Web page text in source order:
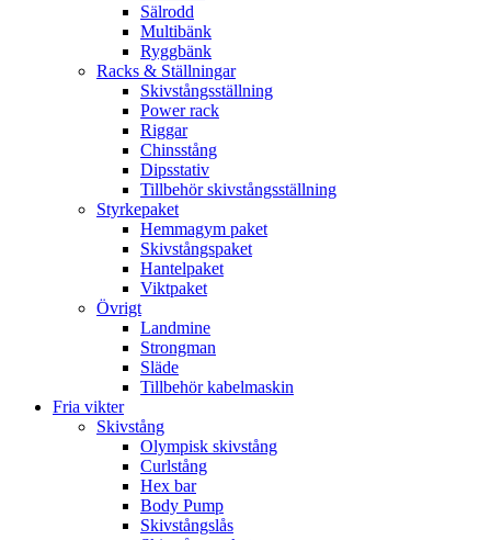
Sälrodd
Multibänk
Ryggbänk
Racks & Ställningar
Skivstångsställning
Power rack
Riggar
Chinsstång
Dipsstativ
Tillbehör skivstångsställning
Styrkepaket
Hemmagym paket
Skivstångspaket
Hantelpaket
Viktpaket
Övrigt
Landmine
Strongman
Släde
Tillbehör kabelmaskin
Fria vikter
Skivstång
Olympisk skivstång
Curlstång
Hex bar
Body Pump
Skivstångslås